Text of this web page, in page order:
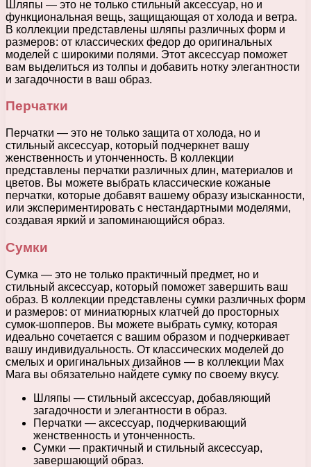
Шляпы — это не только стильный аксессуар, но и
функциональная вещь, защищающая от холода и ветра.
В коллекции представлены шляпы различных форм и
размеров: от классических федор до оригинальных
моделей с широкими полями. Этот аксессуар поможет
вам выделиться из толпы и добавить нотку элегантности
и загадочности в ваш образ.
Перчатки
Перчатки — это не только защита от холода, но и
стильный аксессуар, который подчеркнет вашу
женственность и утонченность. В коллекции
представлены перчатки различных длин, материалов и
цветов. Вы можете выбрать классические кожаные
перчатки, которые добавят вашему образу изысканности,
или экспериментировать с нестандартными моделями,
создавая яркий и запоминающийся образ.
Сумки
Сумка — это не только практичный предмет, но и
стильный аксессуар, который поможет завершить ваш
образ. В коллекции представлены сумки различных форм
и размеров: от миниатюрных клатчей до просторных
сумок-шопперов. Вы можете выбрать сумку, которая
идеально сочетается с вашим образом и подчеркивает
вашу индивидуальность. От классических моделей до
смелых и оригинальных дизайнов — в коллекции Max
Mara вы обязательно найдете сумку по своему вкусу.
Шляпы — стильный аксессуар, добавляющий
загадочности и элегантности в образ.
Перчатки — аксессуар, подчеркивающий
женственность и утонченность.
Сумки — практичный и стильный аксессуар,
завершающий образ.